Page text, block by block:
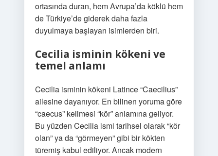
ortasında duran, hem Avrupa’da köklü hem
de Türkiye’de giderek daha fazla
duyulmaya başlayan isimlerden biri.
Cecilia isminin kökeni ve
temel anlamı
Cecilia isminin kökeni Latince “Caecilius”
ailesine dayanıyor. En bilinen yoruma göre
“caecus” kelimesi “kör” anlamına geliyor.
Bu yüzden Cecilia ismi tarihsel olarak “kör
olan” ya da “görmeyen” gibi bir kökten
türemiş kabul ediliyor. Ancak modern